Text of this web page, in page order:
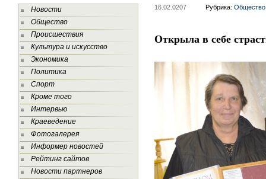
Новости
Общество
Происшествия
Культура и искусство
Экономика
Политика
Спорт
Кроме того
Интервью
Краеведение
Фотогалерея
Информер новостей
Рейтинг сайтов
Новости партнеров
16.02.0207 Рубрика: Общество
Открыла в себе